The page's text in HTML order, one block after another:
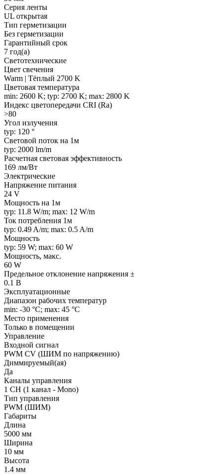
Серия ленты
UL открытая
Тип герметизации
Без герметизации
Гарантийный срок
7 год(а)
Светотехнические
Цвет свечения
Warm | Тёплый 2700 K
Цветовая температура
min: 2600 K; typ: 2700 K; max: 2800 K
Индекс цветопередачи CRI (Ra)
>80
Угол излучения
typ: 120 °
Световой поток на 1м
typ: 2000 lm/m
Расчетная световая эффективность
169 лм/Вт
Электрические
Напряжение питания
24 V
Мощность на 1м
typ: 11.8 W/m; max: 12 W/m
Ток потребления 1м
typ: 0.49 A/m; max: 0.5 A/m
Мощность
typ: 59 W; max: 60 W
Мощность, макс.
60 W
Предельное отклонение напряжения ±
0.1 В
Эксплуатационные
Диапазон рабочих температур
min: -30 °C; max: 45 °C
Место применения
Только в помещении
Управление
Входной сигнал
PWM СV (ШИМ по напряжению)
Диммируемый(ая)
Да
Каналы управления
1 CH (1 канал - Mono)
Тип управления
PWM (ШИМ)
Габариты
Длина
5000 мм
Ширина
10 мм
Высота
1.4 мм